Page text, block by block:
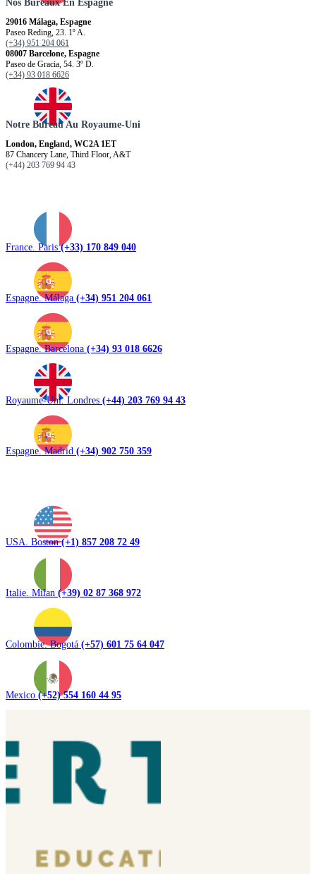
Nos Bureaux En Espagne
29016 Málaga, Espagne
Paseo Reding, 23. 1º A.
(+34) 951 204 061
08007 Barcelone, Espagne
Paseo de Gracia, 54. 3º D.
(+34) 93 018 6626
Notre Bureau Au Royaume-Uni
London, England, WC2A 1ET
87 Chancery Lane, Third Floor, A&T
(+44) 203 769 94 43
France. Paris(+33) 170 849 040
Espagne. Málaga (+34) 951 204 061
Espagne. Barcelona (+34) 93 018 6626
Royaume-Uni. Londres (+44) 203 769 94 43
Espagne. Madrid (+34) 902 750 359
USA. Boston(+1) 857 208 72 49
Italie. Milan (+39) 02 87 368 972
Colombie. Bogotá (+57) 601 75 64 047
Mexico (+52) 554 160 44 95